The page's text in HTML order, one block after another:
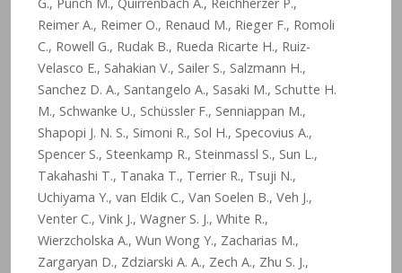
Reimer A., Reimer O., Renaud M., Rieger F., Romoli
C., Rowell G., Rudak B., Rueda Ricarte H., Ruiz-
Velasco E., Sahakian V., Sailer S., Salzmann H.,
Sanchez D. A., Santangelo A., Sasaki M., Schutte H.
M., Schwanke U., Schüssler F., Senniappan M.,
Shapopi J. N. S., Simoni R., Sol H., Specovius A.,
Spencer S., Steenkamp R., Steinmassl S., Sun L.,
Takahashi T., Tanaka T., Terrier R., Tsuji N.,
Uchiyama Y., van Eldik C., Van Soelen B., Veh J.,
Venter C., Vink J., Wagner S. J., White R.,
Wierzcholska A., Wun Wong Y., Zacharias M.,
Zargaryan D., Zdziarski A. A., Zech A., Zhu S. J.,